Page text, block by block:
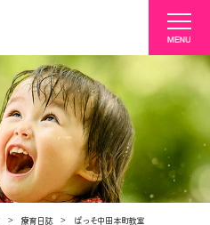
療育日誌
ぱっそ中田本町教室